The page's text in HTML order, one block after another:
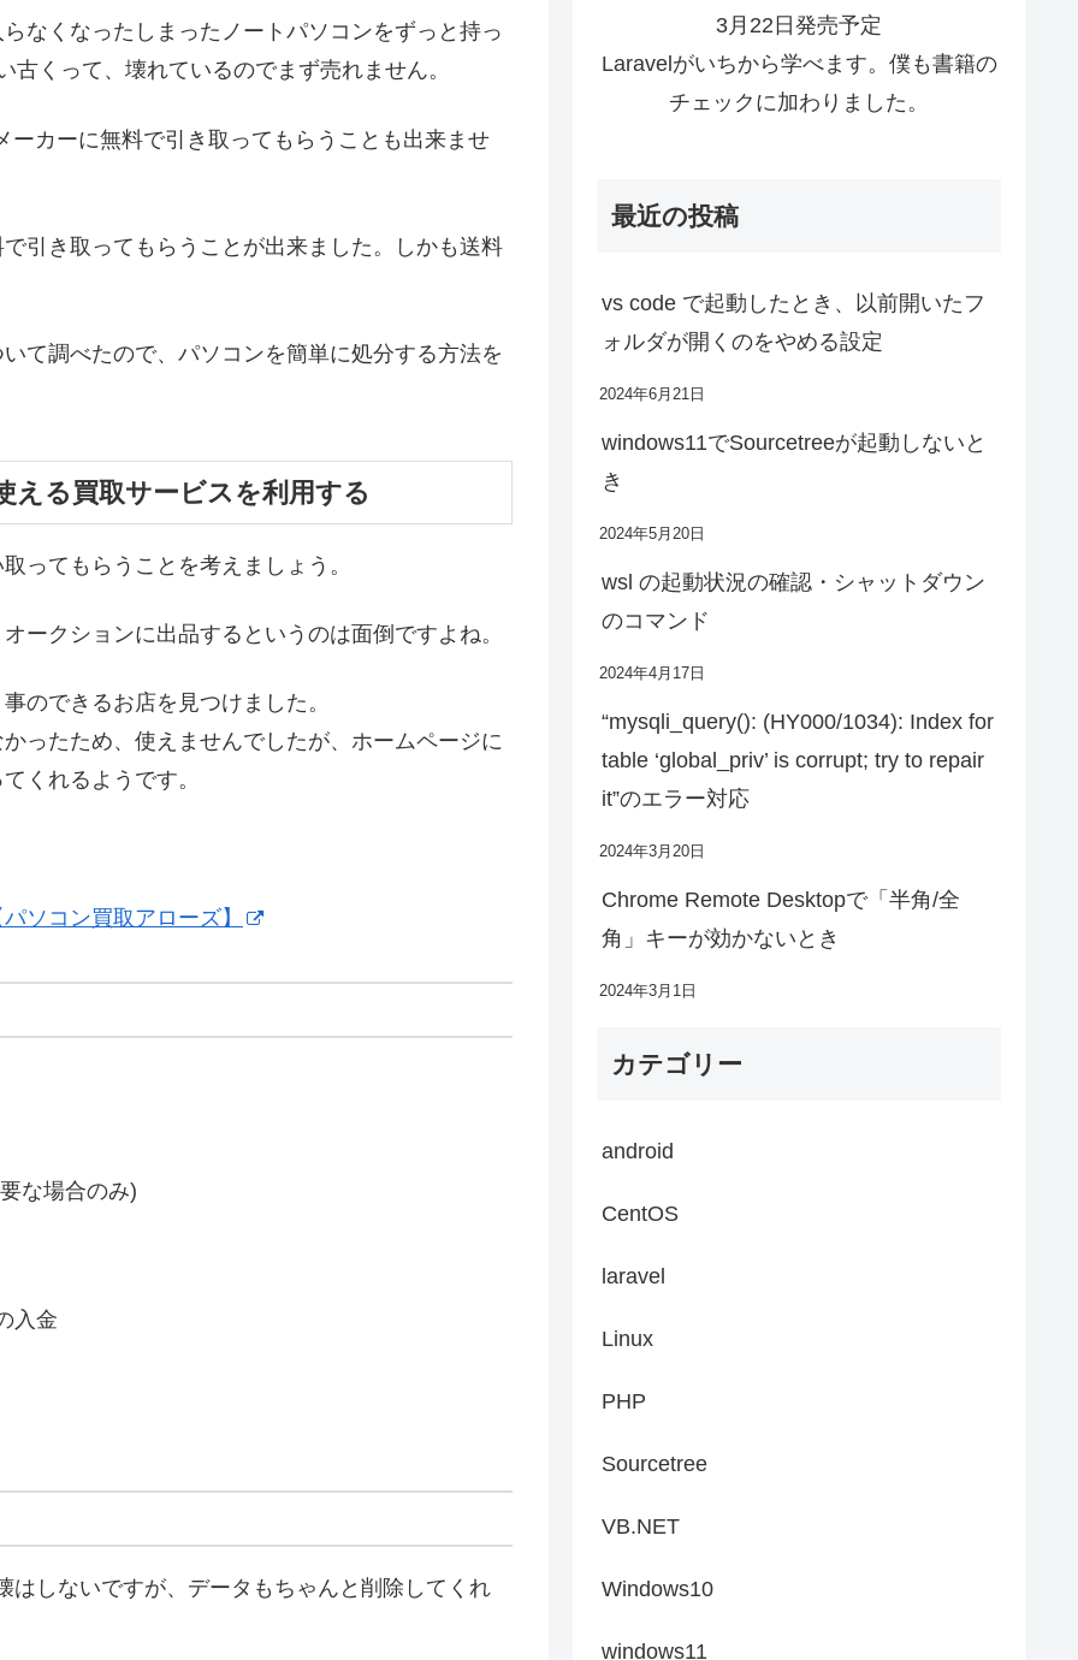
なくなったしまったノートパソコンをずっと持っ
くって、壊れているのでまず売れません。
カーに無料で引き取ってもらうことも出来ませ
引き取ってもらうことが出来ました。しかも送料
て調べたので、パソコンを簡単に処分する方法を
える買取サービスを利用する
ってもらうことを考えましょう。
ークションに出品するというのは面倒ですよね。
のできるお店を見つけました。
ったため、使えませんでしたが、ホームページに
くれるようです。
ソコン買取アローズ】
な場合のみ)
入金
はしないですが、データもちゃんと削除してくれ
3月22日発売予定
Laravelがいちから学べます。僕も書籍の
チェックに加わりました。
最近の投稿
vs code で起動したとき、以前開いたフ
ォルダが開くのをやめる設定
2024年6月21日
windows11でSourcetreeが起動しないと
き
2024年5月20日
wsl の起動状況の確認・シャットダウン
のコマンド
2024年4月17日
“mysqli_query(): (HY000/1034): Index for
table ‘global_priv’ is corrupt; try to repair
it”のエラー対応
2024年3月20日
Chrome Remote Desktopで「半角/全
角」キーが効かないとき
2024年3月1日
カテゴリー
android
CentOS
laravel
Linux
PHP
Sourcetree
VB.NET
Windows10
windows11